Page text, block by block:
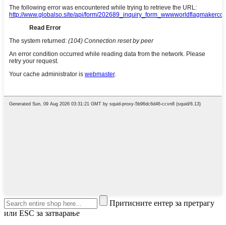
Притисните ентер за претрагу
или ESC за затварање